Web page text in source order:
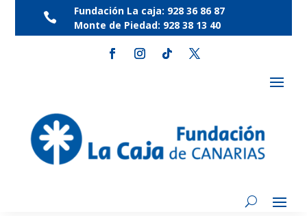
 Fundación La caja: 928 36 86 87
Monte de Piedad: 928 38 13 40